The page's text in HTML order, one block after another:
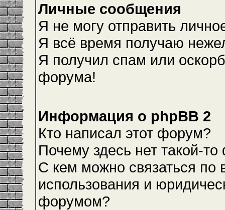
Личные сообщения
Я не могу отправить
Я всё время получаю
Я получил спам или
форума!
Информация о phpBB 2
Кто написал этот форум?
Почему здесь нет такой-
С кем можно связаться по
использования и
форумом?